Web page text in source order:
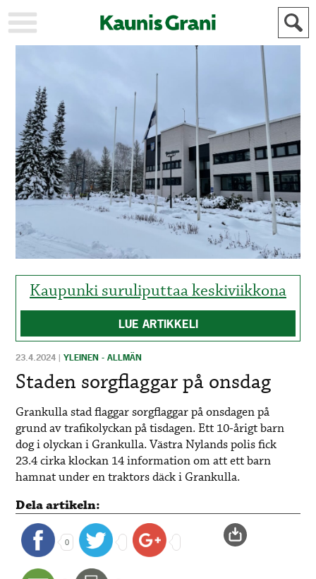
AJANKOHTAISTA
URHEILU
IDROTT
KULTTUURI
KULTUR
HISTORIA
HISTORIA
YLEINEN
ALLMÄN
MAINOSTAJILLE
FÖR
ANNONSÖRER
Kaupunki suruliputtaa keskiviikkona
LUE ARTIKKELI
23.4.2024 |YLEINEN - ALLMÄN
Staden sorgflaggar på onsdag
Grankulla stad flaggar sorgflaggar på onsdagen på
grund av trafikolyckan på tisdagen. Ett 10-årigt barn
dog i olyckan i Grankulla. Västra Nylands polis fick
23.4 cirka klockan 14 information om att ett barn
hamnat under en traktors däck i Grankulla.
Dela artikeln:
0